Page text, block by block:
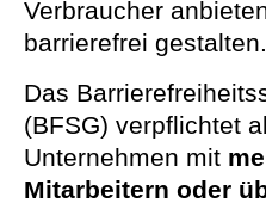
Verbraucher
barrierefrei gestalten.
Das
(BFSG) verpflichtet
Unternehmen mit
Mitarbeitern oder